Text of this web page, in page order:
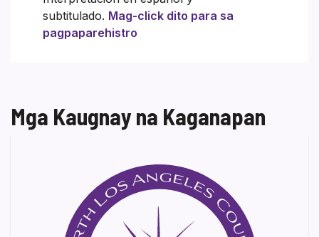
subtitulado. Mag-click dito para sa
pagpaparehistro
Mga Kaugnay na Kaganapan